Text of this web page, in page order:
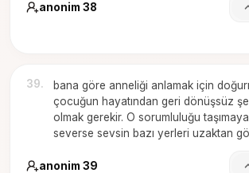
anonim 38
39.
bana göre anneliği anlamak için
çocuğun hayatından geri dönüşsüz
olmak gerekir. O sorumluluğu
severse sevsin bazı yerleri uzaktan
anonim 39